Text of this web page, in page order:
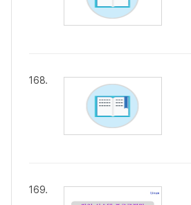
168.
169.